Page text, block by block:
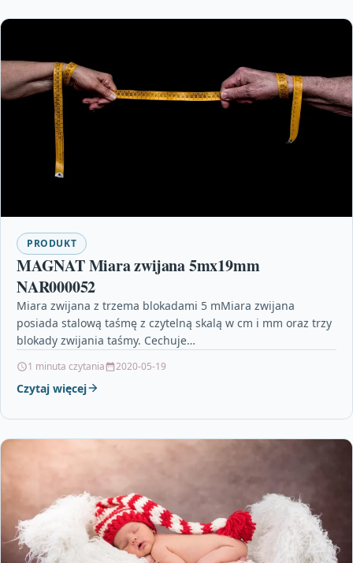
PRODUKT
MAGNAT Miara zwijana 5mx19mm
NAR000052
Miara zwijana z trzema blokadami 5 mMiara zwijana
posiada stalową taśmę z czytelną skalą w cm i mm oraz trzy
blokady zwijania taśmy. Cechuje…
1 minuta czytania 2020-05-19
Czytaj więcej